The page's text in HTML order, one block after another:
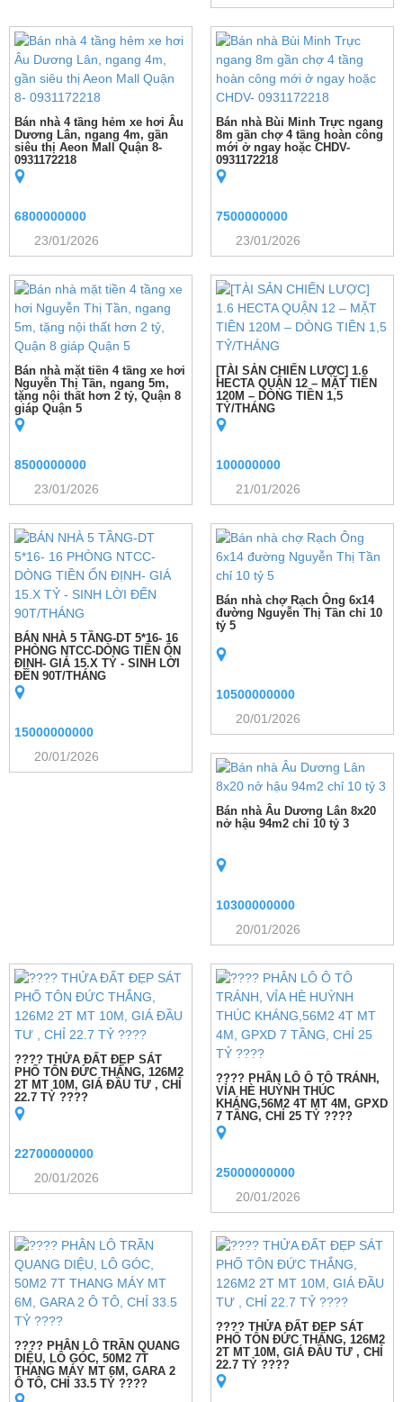
Bán nhà 4 tầng hẻm xe hơi Âu
Dương Lân, ngang 4m, gần
siêu thị Aeon Mall Quận 8-
0931172218
6800000000
23/01/2026
Bán nhà Bùi Minh Trực ngang
8m gần chợ 4 tầng hoàn công
mới ở ngay hoặc CHDV-
0931172218
7500000000
23/01/2026
Bán nhà mặt tiền 4 tầng xe hơi
Nguyễn Thị Tần, ngang 5m,
tặng nội thất hơn 2 tỷ, Quận 8
giáp Quận 5
8500000000
23/01/2026
[TÀI SẢN CHIẾN LƯỢC] 1.6
HECTA QUẬN 12 – MẶT TIỀN
120M – DÒNG TIỀN 1,5
TỶ/THÁNG
100000000
21/01/2026
BÁN NHÀ 5 TẦNG-DT 5*16- 16
PHÒNG NTCC-DÒNG TIỀN ỔN
ĐỊNH- GIÁ 15.X TỶ - SINH LỜI
ĐẾN 90T/THÁNG
15000000000
20/01/2026
Bán nhà chợ Rạch Ông 6x14
đường Nguyễn Thị Tần chỉ 10
tỷ 5
10500000000
20/01/2026
Bán nhà Âu Dương Lân 8x20
nở hậu 94m2 chỉ 10 tỷ 3
10300000000
20/01/2026
???? THỬA ĐẤT ĐẸP SÁT
PHỐ TÔN ĐỨC THẮNG, 126M2
2T MT 10M, GIÁ ĐẦU TƯ , CHỈ
22.7 TỶ ????
22700000000
20/01/2026
???? PHÂN LÔ Ô TÔ TRÁNH,
VỈA HÈ HUỲNH THÚC
KHÁNG,56M2 4T MT 4M, GPXD
7 TẦNG, CHỈ 25 TỶ ????
25000000000
20/01/2026
???? PHÂN LÔ TRẦN QUANG
DIỆU, LÔ GÓC, 50M2 7T
THANG MÁY MT 6M, GARA 2
Ô TÔ, CHỈ 33.5 TỶ ????
???? THỬA ĐẤT ĐẸP SÁT
PHỐ TÔN ĐỨC THẮNG, 126M2
2T MT 10M, GIÁ ĐẦU TƯ , CHỈ
22.7 TỶ ????